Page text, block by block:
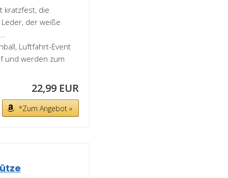
kratzfest, die
der weiße
Luftfahrt-Event
und werden zum
22,99 EUR
*Zum Angebot »